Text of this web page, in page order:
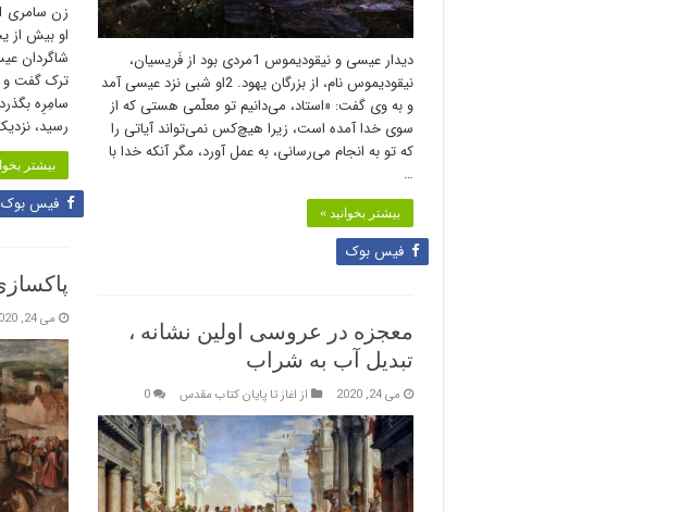
رسید،
بیشتر
فیس بوک
دیدار عیسی و نیقودیموس 1مردی بود از فَریسیان،
نیقودیموس نام، از بزرگان یهود. 2او شبی نزد عیسی آمد
و به وی گفت: «استاد، می‌دانیم تو معلّمی هستی که از
سوی خدا آمده است، زیرا هیچ‌کس نمی‌تواند آیاتی را
که تو به انجام می‌رسانی، به عمل آورد، مگر آنکه خدا با
…
بیشتر بخوانید »
فیس بوک
می 24, 2020
معجزه در عروسی اولین نشانه ،
تبدیل آب به شراب
می 24, 2020 از اغاز تا پایان کتاب مقدس 0